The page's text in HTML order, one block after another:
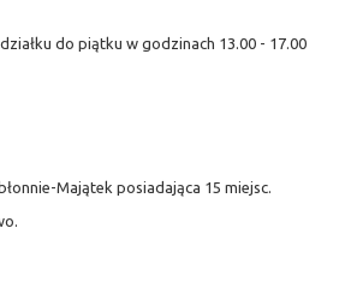
do piątku w godzinach 13.00 - 17.00
Majątek posiadająca 15 miejsc.